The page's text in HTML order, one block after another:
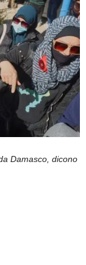
Damasco, dicono